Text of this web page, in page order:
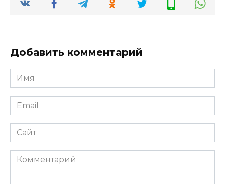
Добавить комментарий
Имя
*
Email
*
Сайт
Комментарий